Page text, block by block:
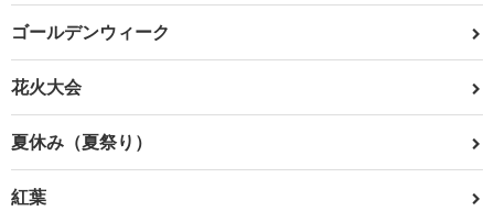
ゴールデンウィーク
花火大会
夏休み（夏祭り）
紅葉